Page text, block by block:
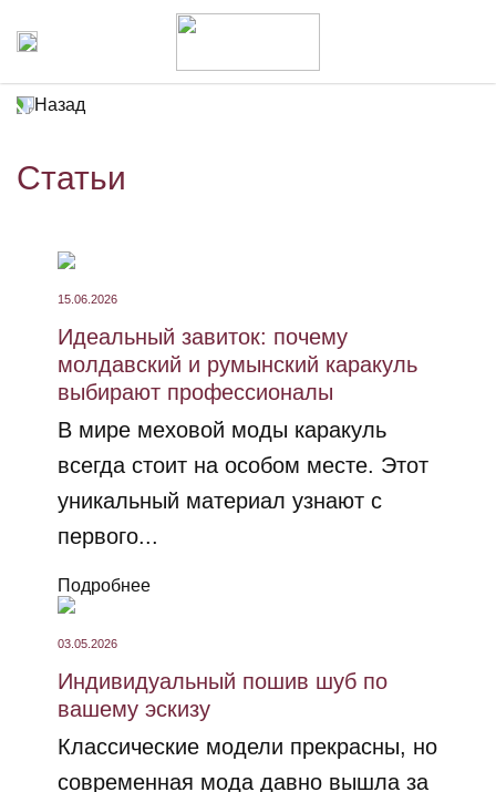
Назад
Статьи
15.06.2026
Идеальный завиток: почему
молдавский и румынский каракуль
выбирают профессионалы
В мире меховой моды каракуль
всегда стоит на особом месте. Этот
уникальный материал узнают с
первого...
Подробнее
03.05.2026
Индивидуальный пошив шуб по
вашему эскизу
Классические модели прекрасны, но
современная мода давно вышла за